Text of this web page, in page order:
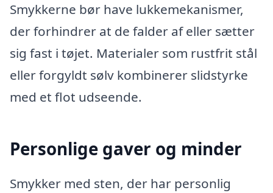
Smykkerne bør have lukkemekanismer,
der forhindrer at de falder af eller sætter
sig fast i tøjet. Materialer som rustfrit stål
eller forgyldt sølv kombinerer slidstyrke
med et flot udseende.
Personlige gaver og minder
Smykker med sten, der har personlig